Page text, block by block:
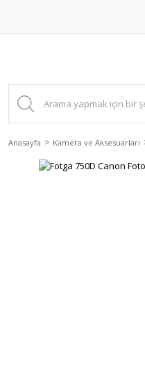
Anasayfa Kamera ve Aksesuarları